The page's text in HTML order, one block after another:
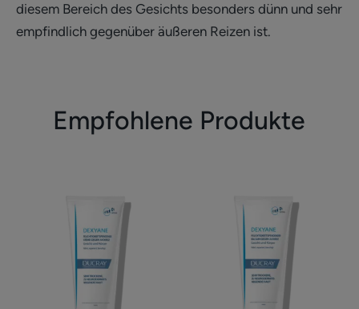
diesem Bereich des Gesichts besonders dünn und sehr
empfindlich gegenüber äußeren Reizen ist.
Empfohlene Produkte
Creme
gegen
Juckreiz
Balsam
gegen
Juckreiz